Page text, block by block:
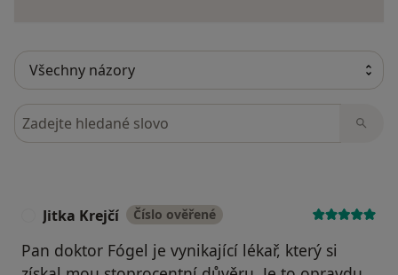
Hledejte v názorech
Jitka Krejčí Číslo ověřené
Pan doktor Fógel je vynikající lékař, který si